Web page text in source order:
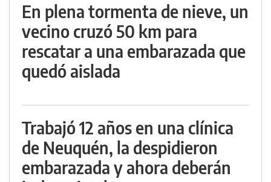
En plena tormenta de nieve, un
vecino cruzó 50 km para
rescatar a una embarazada que
quedó aislada
Trabajó 12 años en una clínica
de Neuquén, la despidieron
embarazada y ahora deberán